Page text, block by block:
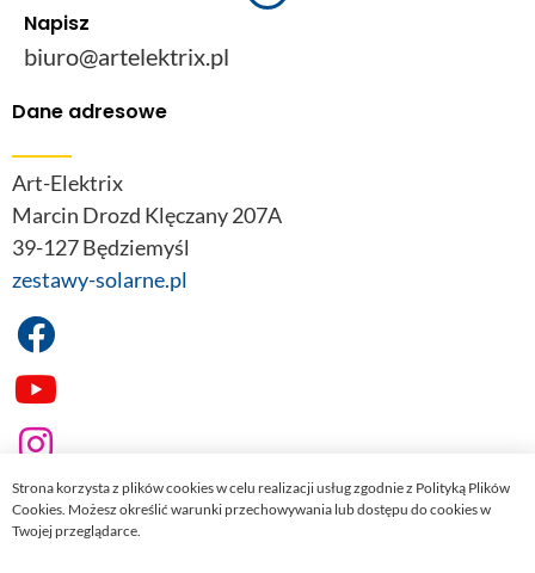
Napisz
biuro@artelektrix.pl
Dane adresowe
Art-Elektrix
Marcin Drozd Klęczany 207A
39-127 Będziemyśl
zestawy-solarne.pl
Strona korzysta z plików cookies w celu realizacji usług zgodnie z Polityką Plików
Cookies. Możesz określić warunki przechowywania lub dostępu do cookies w
Twojej przeglądarce.